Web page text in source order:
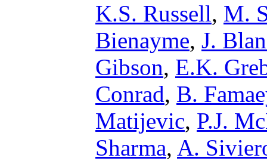
K.S. Russell, M.
Bienayme, J.
Gibson, E.K.
Conrad, B.
Matijevic, P.J.
Sharma, A.